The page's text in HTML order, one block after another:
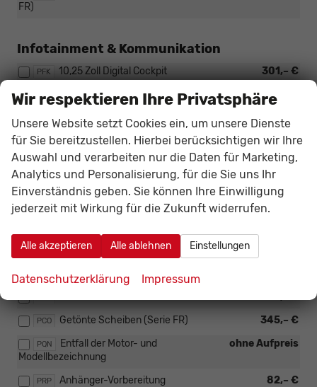
FR)
Infotainment & Kommunikation
PFK 301,– €
10,25 Zoll Digital Cockpit
ZN1 564,– €
Navigation
PNS 453,– €
SEAT Premium Sound (nur i.V.m. Notrad
PG6 & Navigation ZN1)
Sicherheit & Assistenz
PQS 338,– €
KESSY (Schlüsselloses Schließsystem,
vorne)
WAS Alarm
Außen
PCO 345,– €
Getönte Scheiben (Serie FR)
PQN ohne Aufpreis
Entfall der Motor- und
Modellbezeichnung
PRP 82,– €
Anhänger-Vorbereitung
Wir respektieren Ihre Privatsphäre
Unsere Website setzt Cookies ein, um unsere Dienste
für Sie bereitzustellen. Hierbei berücksichtigen wir Ihre
Auswahl und verarbeiten nur die Daten für Marketing,
Analytics und Personalisierung, für die Sie uns Ihr
Einverständnis geben. Sie können Ihre Einwilligung
jederzeit mit Wirkung für die Zukunft widerrufen.
Alle akzeptieren Alle ablehnen Einstellungen
Datenschutzerklärung Impressum